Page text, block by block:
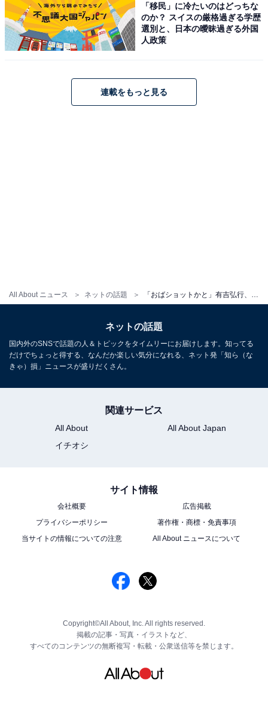
All About ニュース ネットの話題
「移民」に冷たいのはどっちな
のか？ スイスの厳格過ぎる学歴
選別と、日本の曖昧過ぎる外国
人政策
連載をもっと見る
ネットの話題
国内外のSNSで話題の人＆トピックをタイムリーにお届けします。知ってる
だけでちょっと得する、なんだか楽しい気分になれる、ネット発「知ら（な
きゃ）損」ニュースが盛りだくさん。
関連サービス
All About
All About Japan
イチオシ
サイト情報
会社概要
広告掲載
プライバシーポリシー
著作権・商標・免責事項
当サイトの情報についての注意
All About ニュースについて
Copyright©All About, Inc. All rights reserved.
掲載の記事・写真・イラストなど、
すべてのコンテンツの無断複写・転載・公衆送信等を禁じます。